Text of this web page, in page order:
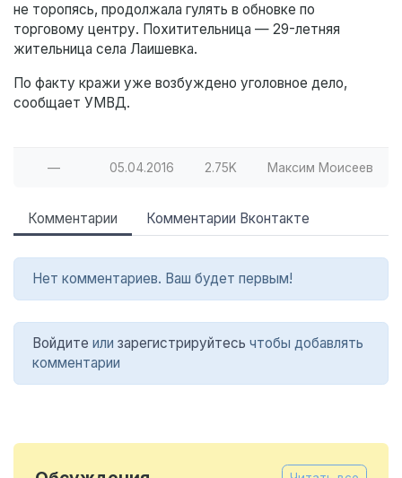
не торопясь, продолжала гулять в обновке по
торговому центру. Похитительница — 29-летняя
жительница села Лаишевка.
По факту кражи уже возбуждено уголовное дело,
сообщает УМВД.
— 05.04.2016 2.75K Максим Моисеев
Комментарии Комментарии Вконтакте
Нет комментариев. Ваш будет первым!
Войдите или зарегистрируйтесь чтобы добавлять
комментарии